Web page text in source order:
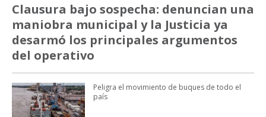
Clausura bajo sospecha: denuncian una
maniobra municipal y la Justicia ya
desarmó los principales argumentos
del operativo
Peligra el movimiento de buques de todo el
país